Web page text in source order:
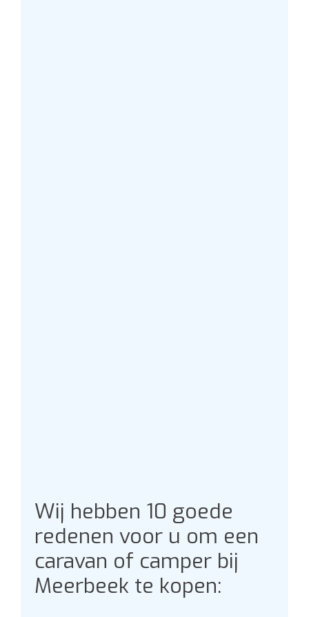
Wij hebben 10 goede
redenen voor u om een
caravan of camper bij
Meerbeek te kopen: